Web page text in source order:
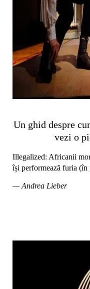
Un ghid despre
vezi o
Illegalized: Africanii
își performează furia
— Andrea Lieber